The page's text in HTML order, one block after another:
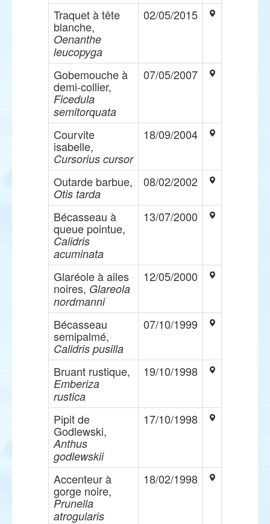
Traquet à tête
blanche,
Oenanthe
leucopyga
02/05/2015
Gobemouche à
demi-collier,
Ficedula
semitorquata
07/05/2007
Courvite
isabelle,
Cursorius cursor
18/09/2004
Outarde barbue,
Otis tarda
08/02/2002
Bécasseau à
queue pointue,
Calidris
acuminata
13/07/2000
Glaréole à ailes
noires, Glareola
nordmanni
12/05/2000
Bécasseau
semipalmé,
Calidris pusilla
07/10/1999
Bruant rustique,
Emberiza
rustica
19/10/1998
Pipit de
Godlewski,
Anthus
godlewskii
17/10/1998
Accenteur à
gorge noire,
Prunella
atrogularis
18/02/1998